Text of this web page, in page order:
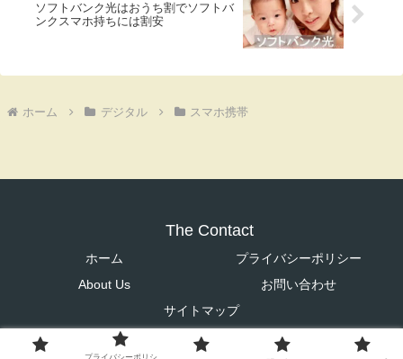
ソフトバンク光はおうち割でソフトバ
ンクスマホ持ちには割安
ホーム デジタル スマホ携帯
The Contact
ホーム
プライバシーポリシー
About Us
お問い合わせ
サイトマップ
© 2021 The Contact.
プライバシーポリシ